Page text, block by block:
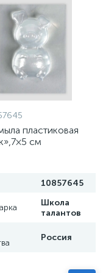
пластиковая
см
10857645
Школа
талантов
Россия